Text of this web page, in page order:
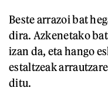
Beste arrazoi bat
dira. Azkenetako
izan da, eta hango
estaltzeak
ditu.